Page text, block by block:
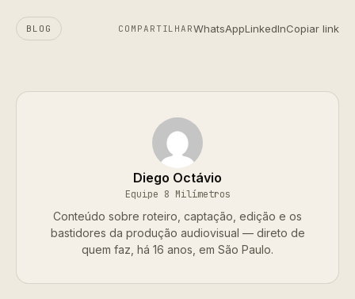
BLOG COMPARTILHARWhatsAppLinkedInCopiar link
Diego Octávio
Equipe 8 Milímetros
Conteúdo sobre roteiro, captação, edição e os
bastidores da produção audiovisual — direto de
quem faz, há 16 anos, em São Paulo.